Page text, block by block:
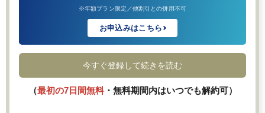
※年額プラン限定／他割引との併用不可
お申込みはこちら
今すぐ登録して続きを読む
（最初の7日間無料・無料期間内はいつでも解約可）